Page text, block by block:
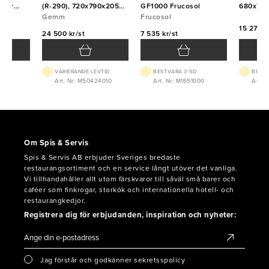
(R-290), 720x790x2050,
Gemm
Gemm
24 500 kr/st
VARIERANDE LEVTID
Art. Nr: M50424010
GF1000 Frucosol
Frucosol
7 535 kr/st
BEST.VARA 3-5D
Art. Nr: M1651000
15 271
Art.
Om Spis & Servis
Spis & Servis AB erbjuder Sveriges bredaste
restaurangsortiment och en service långt utöver det vanliga.
Vi tillhandahåller allt utom färskvaror till såväl små barer och
caféer som finkrogar, storkök och internationella hotell- och
restaurangkedjor.
Registrera dig för erbjudanden, inspiration och nyheter:
Jag förstår och godkänner sekretsspolicy